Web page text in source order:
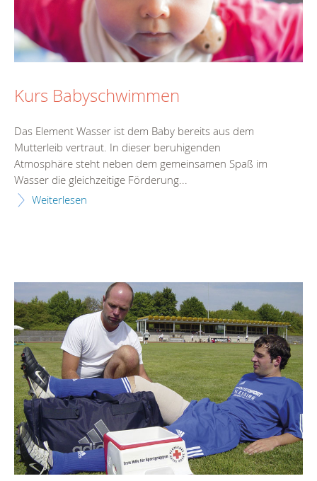
Kurs Babyschwimmen
Das Element Wasser ist dem Baby bereits aus dem
Mutterleib vertraut. In dieser beruhigenden
Atmosphäre steht neben dem gemeinsamen Spaß im
Wasser die gleichzeitige Förderung...
Weiterlesen